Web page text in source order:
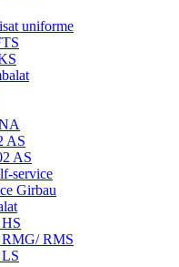
uniforme
AS
AS
service
Girbau
RMS